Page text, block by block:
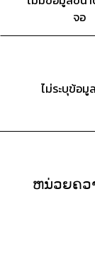
จอ
ไม่ระบุข้อมู
ຫນ່ວຍຄວ